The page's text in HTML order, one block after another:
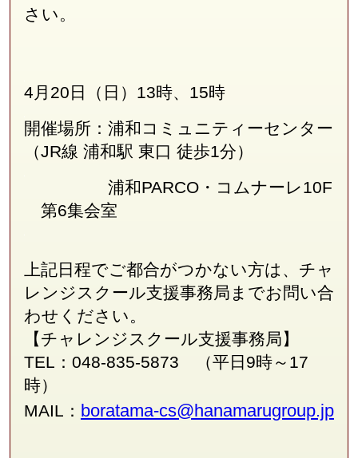
さい。
4月20日（日）13時、15時
開催場所：浦和コミュニティーセンター
（JR線 浦和駅 東口 徒歩1分）
浦和PARCO・コムナーレ10F
第6集会室
上記日程でご都合がつかない方は、チャ
レンジスクール支援事務局 までお問い合
わせください。
【チャレンジスクール支援事務局】
TEL：048-835-5873 （平日9時～17
時）
MAIL： boratama-cs@hanamarugroup.jp